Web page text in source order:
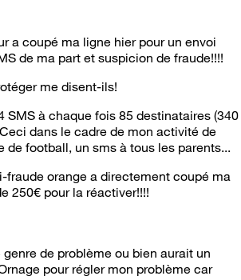
a coupé ma ligne hier pour un envoi
de ma part et suspicion de fraude!!!!
me disent-ils!
SMS à chaque fois 85 destinataires (340
dans le cadre de mon activité de
de football, un sms à tous les parents...
fraude orange a directement coupé ma
250€ pour la réactiver!!!!
de problème ou bien aurait un
pour régler mon problème car